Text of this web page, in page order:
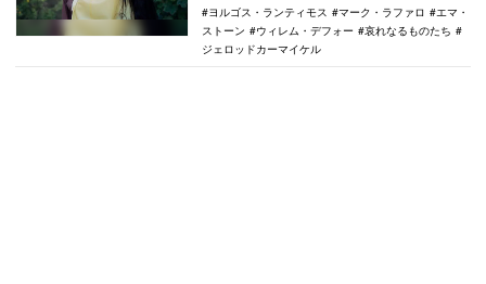
ヨルゴス・ランティモス
マーク・ラファロ
エマ・
ストーン
ウィレム・デフォー
哀れなるものたち
ジェロッドカーマイケル